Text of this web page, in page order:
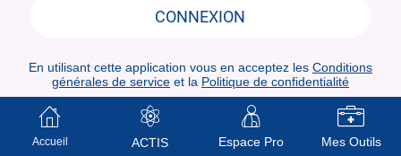
CONNEXION
En utilisant cette application vous en acceptez les Conditions
générales de service et la Politique de confidentialité
Accueil ACTIS Espace Pro Mes Outils